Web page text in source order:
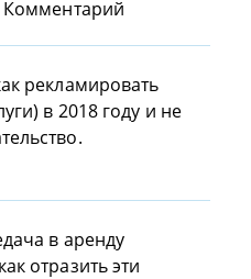
Комментарий
рекламировать
в 2018 году и не
в аренду
отразить эти